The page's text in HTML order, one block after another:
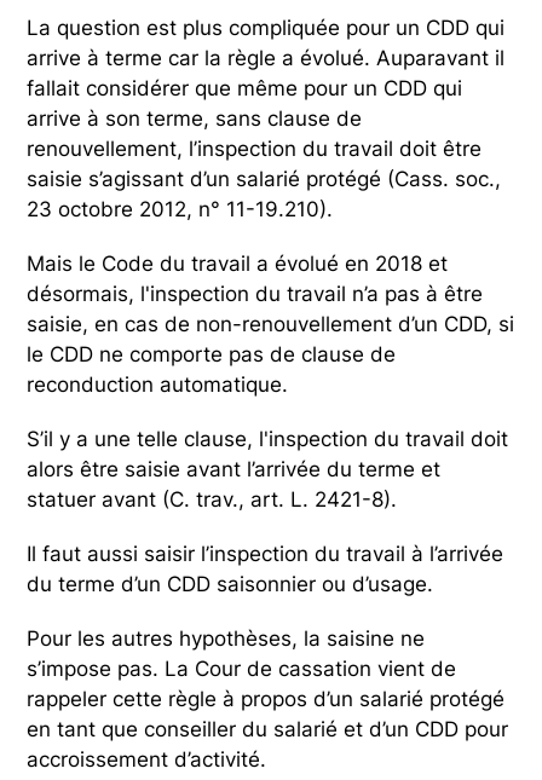
La question est plus compliquée pour un CDD qui
arrive à terme car la règle a évolué. Auparavant il
fallait considérer que même pour un CDD qui
arrive à son terme, sans clause de
renouvellement, l’inspection du travail doit être
saisie s’agissant d’un salarié protégé (Cass. soc.,
23 octobre 2012, n° 11-19.210).
Mais le Code du travail a évolué en 2018 et
désormais, l'inspection du travail n’a pas à être
saisie, en cas de non-renouvellement d’un CDD, si
le CDD ne comporte pas de clause de
reconduction automatique.
S’il y a une telle clause, l'inspection du travail doit
alors être saisie avant l’arrivée du terme et
statuer avant (C. trav., art. L. 2421-8).
Il faut aussi saisir l’inspection du travail à l’arrivée
du terme d’un CDD saisonnier ou d’usage.
Pour les autres hypothèses, la saisine ne
s’impose pas. La Cour de cassation vient de
rappeler cette règle à propos d’un salarié protégé
en tant que conseiller du salarié et d’un CDD pour
accroissement d’activité.